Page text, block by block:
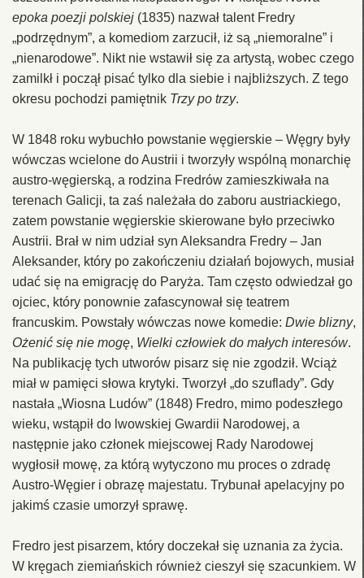
epoka poezji polskiej (1835) nazwał talent Fredry
„podrzędnym”, a komediom zarzucił, iż są „niemoralne” i
„nienarodowe”. Nikt nie wstawił się za artystą, wobec czego
zamilkł i począł pisać tylko dla siebie i najbliższych. Z tego
okresu pochodzi pamiętnik Trzy po trzy.
W 1848 roku wybuchło powstanie węgierskie – Węgry były
wówczas wcielone do Austrii i tworzyły wspólną monarchię
austro-węgierską, a rodzina Fredrów zamieszkiwała na
terenach Galicji, ta zaś należała do zaboru austriackiego,
zatem powstanie węgierskie skierowane było przeciwko
Austrii. Brał w nim udział syn Aleksandra Fredry – Jan
Aleksander, który po zakończeniu działań bojowych, musiał
udać się na emigrację do Paryża. Tam często odwiedzał go
ojciec, który ponownie zafascynował się teatrem
francuskim. Powstały wówczas nowe komedie: Dwie blizny,
Ożenić się nie mogę, Wielki człowiek do małych interesów.
Na publikację tych utworów pisarz się nie zgodził. Wciąż
miał w pamięci słowa krytyki. Tworzył „do szuflady”. Gdy
nastała „Wiosna Ludów” (1848) Fredro, mimo podeszłego
wieku, wstąpił do lwowskiej Gwardii Narodowej, a
następnie jako członek miejscowej Rady Narodowej
wygłosił mowę, za którą wytyczono mu proces o zdradę
Austro-Węgier i obrazę majestatu. Trybunał apelacyjny po
jakimś czasie umorzył sprawę.
Fredro jest pisarzem, który doczekał się uznania za życia.
W kręgach ziemiańskich również cieszył się szacunkiem. W